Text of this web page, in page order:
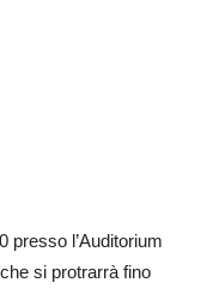
presso l’Auditorium
si protrarrà fino